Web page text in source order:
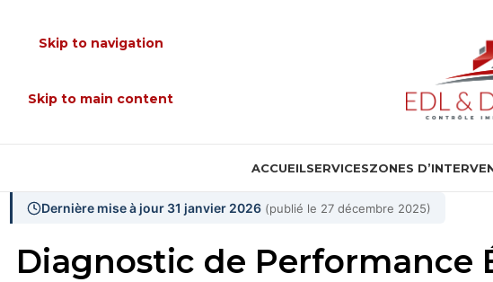
Skip to navigation
Skip to main content
ACCUEILSERVICESZONES
Dernière mise à jour 31 janvier 2026 (publié le 27 décembre 2025)
Diagnostic de Performance